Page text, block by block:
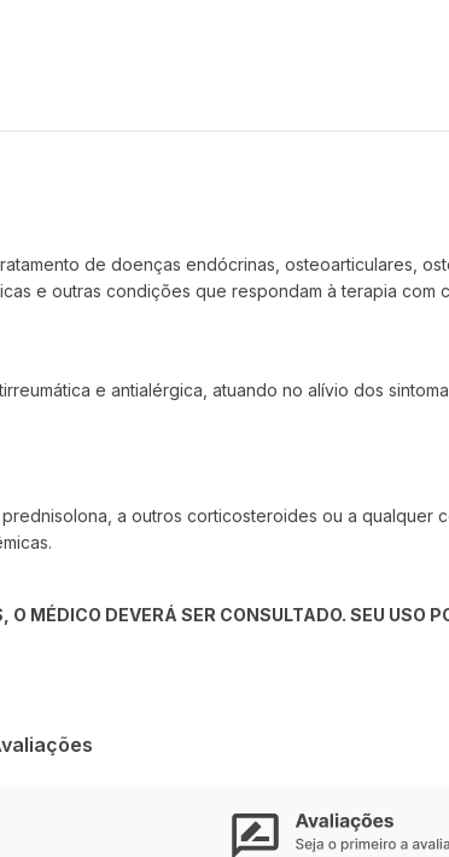
de doenças endócrinas, osteoarticulares,
e outras condições que respondam à terapia com
e antialérgica, atuando no alívio dos
a outros corticosteroides ou a qualquer
MÉDICO DEVERÁ SER CONSULTADO. SEU USO